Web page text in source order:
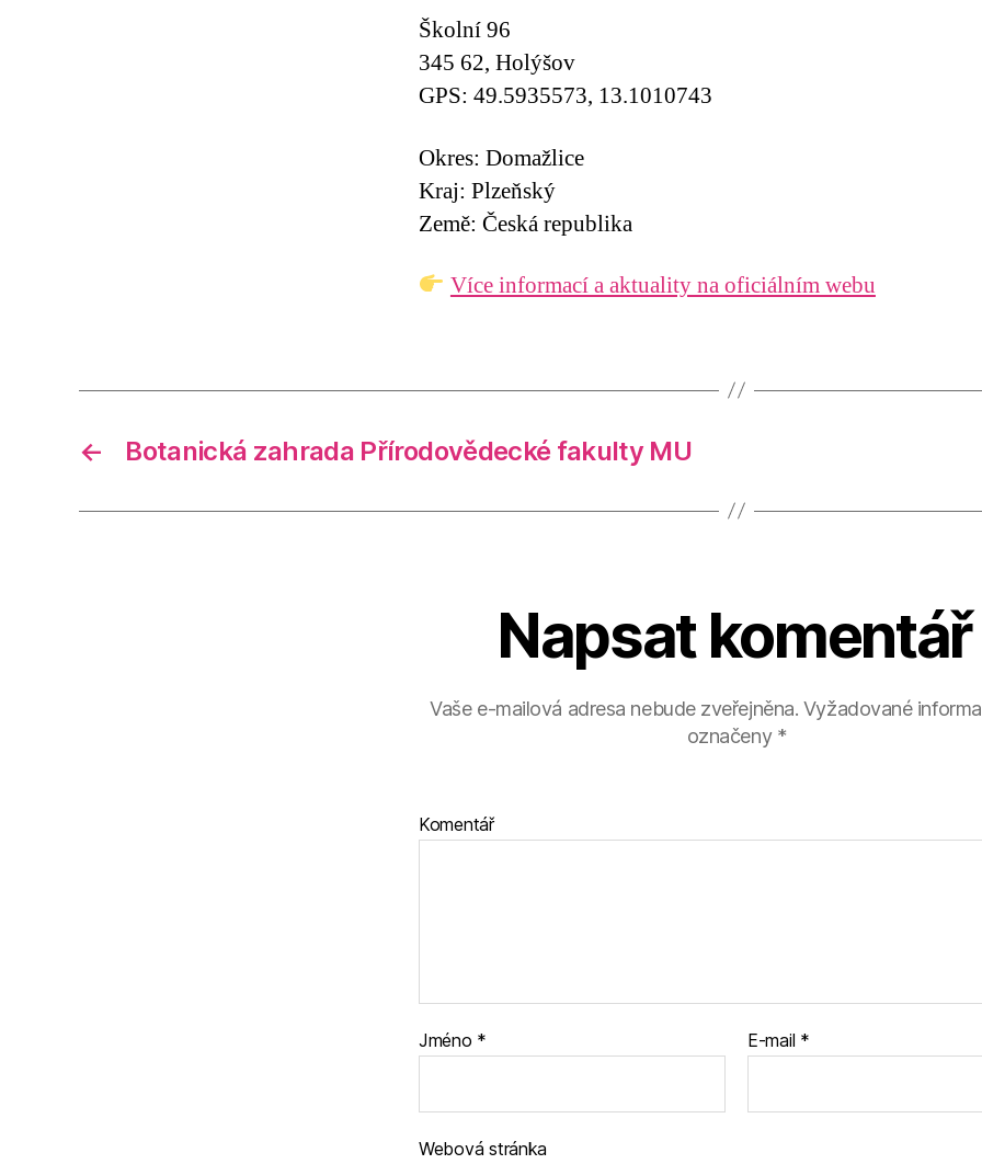
Školní 96
345 62, Holýšov
GPS: 49.5935573, 13.1010743
Okres: Domažlice
Kraj: Plzeňský
Země: Česká republika
Více informací a aktuality na oficiálním webu
← Botanická zahrada Přírodovědecké fakulty MU
Napsat komentář
Vaše e-mailová adresa nebude zveřejněna. Vyžadované
označeny *
Komentář
Jméno * E-mail *
Webová stránka